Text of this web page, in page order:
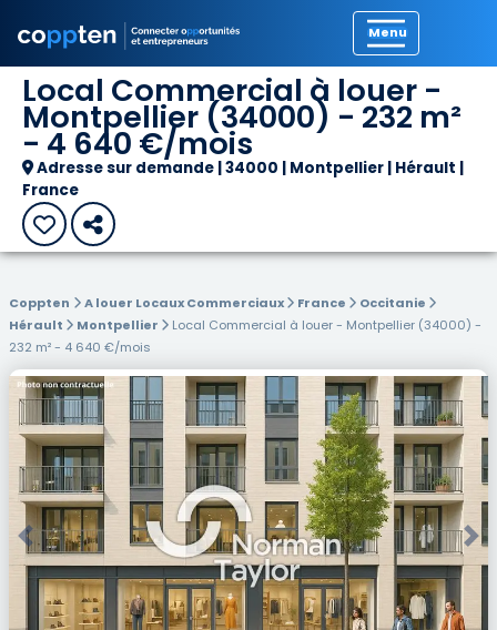
Local Commercial à louer -
Montpellier (34000) - 232 m²
- 4 640 €/mois
Adresse sur demande | 34000 | Montpellier | Hérault |
France
Coppten A louer Locaux Commerciaux France
Occitanie
Hérault
Montpellier
Local Commercial à louer - Montpellier (34000) -
232 m² - 4 640 €/mois
Previous